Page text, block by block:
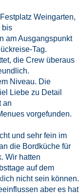
Weingarten,
bis
am Ausgangspunkt
Tag.
die Crew überaus
Niveau. Die
Liebe zu Detail
an
vorgefunden.
und sehr fein im
die Bordküche für
Wir hatten
auf dem
nicht sein können.
aber es hat